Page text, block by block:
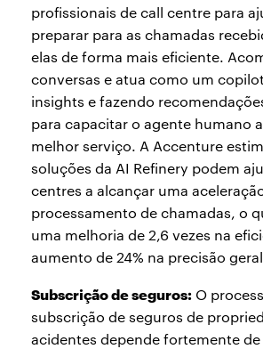
profissionais de call centre para
preparar para as chamadas
elas de forma mais eficiente.
conversas e atua como um
insights e fazendo
para capacitar o agente humano
melhor serviço. A Accenture
soluções da AI Refinery podem
centres a alcançar uma
processamento de chamadas, o
uma melhoria de 2,6 vezes na
aumento de 24% na precisão
Subscrição de seguros: O
subscrição de seguros de
acidentes depende fortemente